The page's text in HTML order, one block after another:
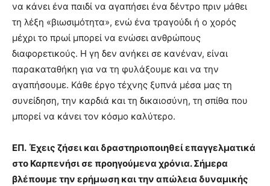
να κάνει ένα παιδί να αγαπήσει ένα δέντρο πριν μάθει
τη λέξη «βιωσιμότητα», ενώ ένα τραγούδι ή ο χορός
μέχρι το πρωί μπορεί να ενώσει ανθρώπους
διαφορετικούς. Η γη δεν ανήκει σε κανέναν, είναι
παρακαταθήκη για να τη φυλάξουμε και να την
αγαπήσουμε. Κάθε έργο τέχνης ξυπνά μέσα μας τη
συνείδηση, την καρδιά και τη δικαιοσύνη, τη σπίθα που
μπορεί να κάνει τον κόσμο καλύτερο.
ΕΠ. Έχεις ζήσει και δραστηριοποιηθεί επαγγελματικά
στο Καρπενήσι σε προηγούμενα χρόνια. Σήμερα
βλέπουμε την ερήμωση και την απώλεια δυναμικής